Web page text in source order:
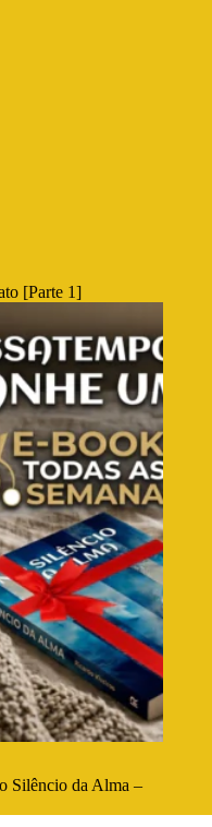
[Parte 1]
Silêncio da Alma –